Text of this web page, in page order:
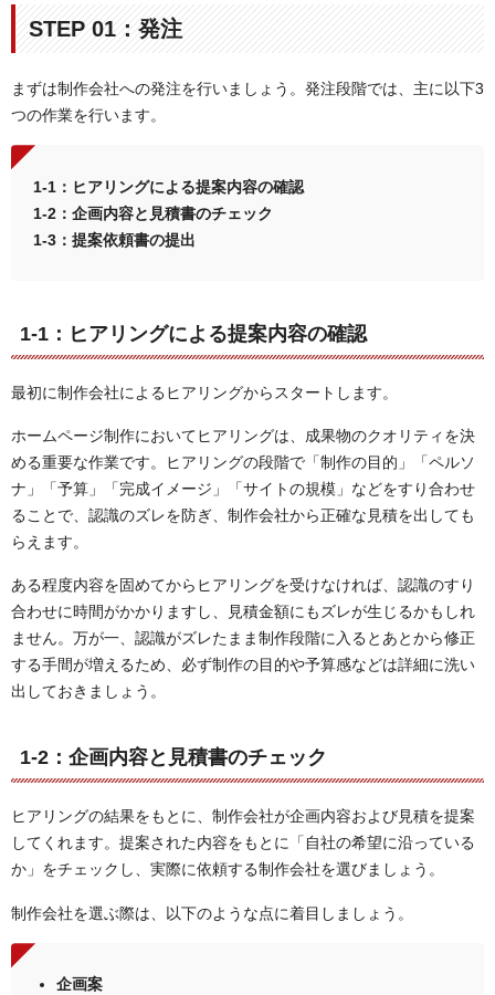
STEP 01：発注
まずは制作会社への発注を行いましょう。発注段階では、主に以下3
つの作業を行います。
1-1：ヒアリングによる提案内容の確認
1-2：企画内容と見積書のチェック
1-3：提案依頼書の提出
1-1：ヒアリングによる提案内容の確認
最初に制作会社によるヒアリングからスタートします。
ホームページ制作においてヒアリングは、成果物のクオリティを決
める重要な作業です。ヒアリングの段階で「制作の目的」「ペルソ
ナ」「予算」「完成イメージ」「サイトの規模」などをすり合わせ
ることで、認識のズレを防ぎ、制作会社から正確な見積を出しても
らえます。
ある程度内容を固めてからヒアリングを受けなければ、認識のすり
合わせに時間がかかりますし、見積金額にもズレが生じるかもしれ
ません。万が一、認識がズレたまま制作段階に入るとあとから修正
する手間が増えるため、必ず制作の目的や予算感などは詳細に洗い
出しておきましょう。
1-2：企画内容と見積書のチェック
ヒアリングの結果をもとに、制作会社が企画内容および見積を提案
してくれます。提案された内容をもとに「自社の希望に沿っている
か」をチェックし、実際に依頼する制作会社を選びましょう。
制作会社を選ぶ際は、以下のような点に着目しましょう。
企画案